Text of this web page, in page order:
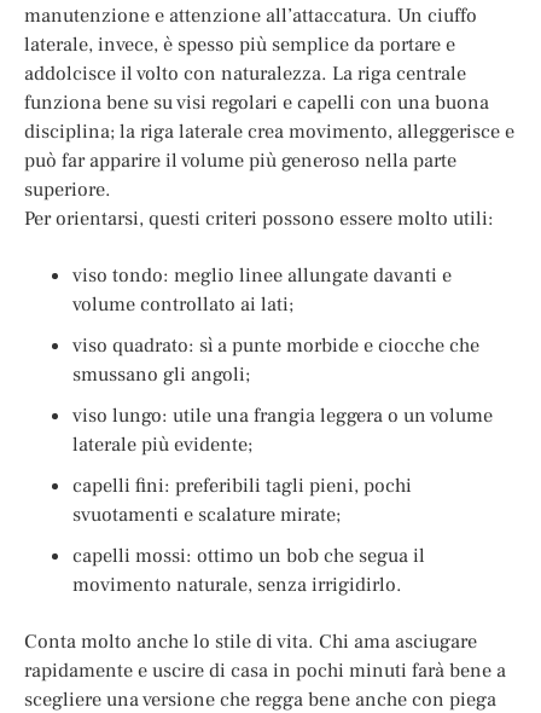
manutenzione e attenzione all’attaccatura. Un ciuffo
laterale, invece, è spesso più semplice da portare e
addolcisce il volto con naturalezza. La riga centrale
funziona bene su visi regolari e capelli con una buona
disciplina; la riga laterale crea movimento, alleggerisce e
può far apparire il volume più generoso nella parte
superiore.
Per orientarsi, questi criteri possono essere molto utili:
viso tondo: meglio linee allungate davanti e
volume controllato ai lati;
viso quadrato: sì a punte morbide e ciocche che
smussano gli angoli;
viso lungo: utile una frangia leggera o un volume
laterale più evidente;
capelli fini: preferibili tagli pieni, pochi
svuotamenti e scalature mirate;
capelli mossi: ottimo un bob che segua il
movimento naturale, senza irrigidirlo.
Conta molto anche lo stile di vita. Chi ama asciugare
rapidamente e uscire di casa in pochi minuti farà bene a
scegliere una versione che regga bene anche con piega